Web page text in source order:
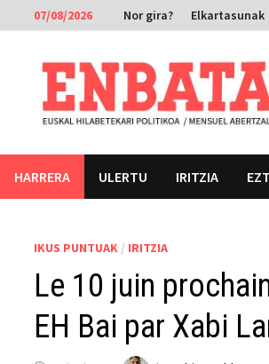
to
content
07/08/2026 Nor gira? Elkartasunak
HARRERA ULERTU IRITZIA
IKUS PUNTUAK / IRITZIA
Le 10 juin
EH Bai par Xabi